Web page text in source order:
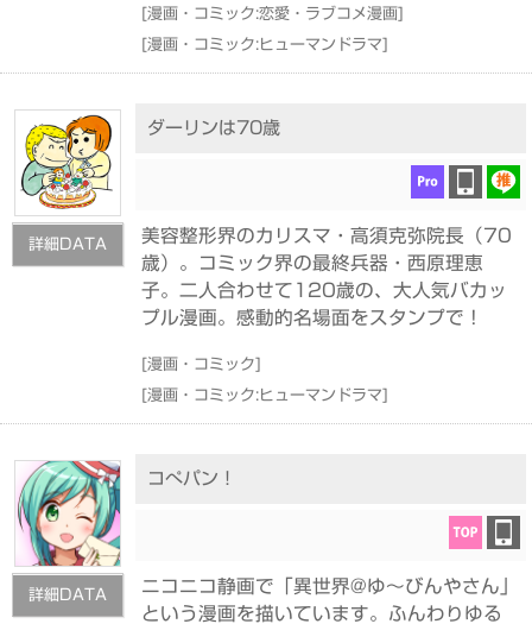
[漫画・コミック:恋愛・ラブコメ漫画]
[漫画・コミック:ヒューマンドラマ]
詳細DATA
ダーリンは70歳
美容整形界のカリスマ・高須克弥院長（70
歳）。コミック界の最終兵器・西原理恵
子。二人合わせて120歳の、大人気バカッ
プル漫画。感動的名場面をスタンプで！
[漫画・コミック]
[漫画・コミック:ヒューマンドラマ]
詳細DATA
コぺパン！
ニコニコ静画で「異世界@ゆ～びんやさん」
という漫画を描いています。ふんわりゆる